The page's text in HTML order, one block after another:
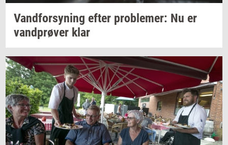
Vand­for­sy­ning efter pro­ble­mer: Nu er
vand­prø­ver klar